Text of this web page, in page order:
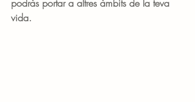
podràs portar a altres àmbits de la teva
vida.